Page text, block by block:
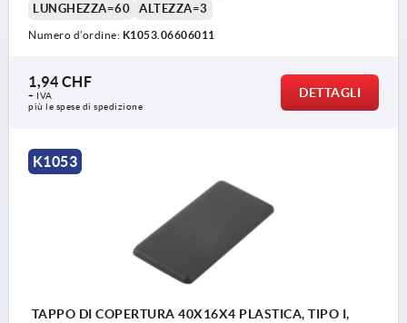
LUNGHEZZA=60
ALTEZZA=3
Numero d’ordine: K1053.06606011
1,94 CHF
+ IVA
più le spese di spedizione
DETTAGLI
K1053
TAPPO DI COPERTURA 40X16X4 PLASTICA, TIPO I,